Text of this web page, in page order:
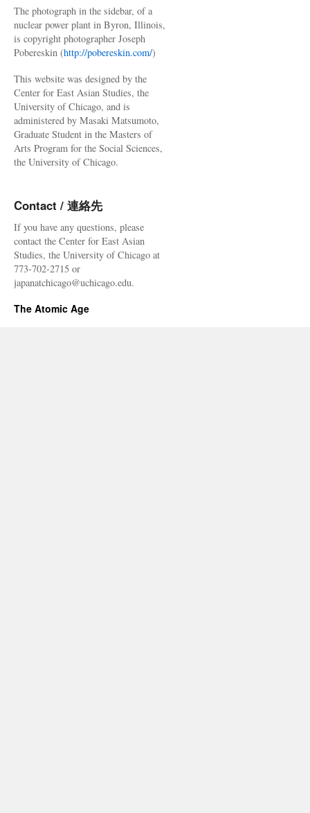
The photograph in the sidebar, of a
nuclear power plant in Byron, Illinois,
is copyright photographer Joseph
Pobereskin (http://pobereskin.com/)
This website was designed by the
Center for East Asian Studies, the
University of Chicago, and is
administered by Masaki Matsumoto,
Graduate Student in the Masters of
Arts Program for the Social Sciences,
the University of Chicago.
Contact / 連絡先
If you have any questions, please
contact the Center for East Asian
Studies, the University of Chicago at
773-702-2715 or
japanatchicago@uchicago.edu.
The Atomic Age